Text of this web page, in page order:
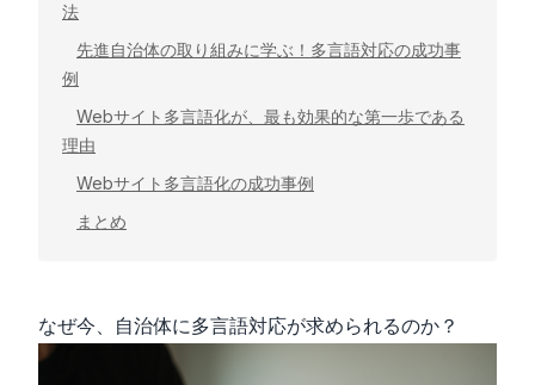
法
先進自治体の取り組みに学ぶ！多言語対応の成功事
例
Webサイト多言語化が、最も効果的な第一歩である
理由
Webサイト多言語化の成功事例
まとめ
なぜ今、自治体に多言語対応が求められるのか？